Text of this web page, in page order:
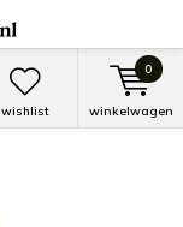
wishlist winkelwagen
0